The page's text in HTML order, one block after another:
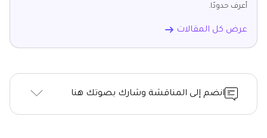
أعرف حدودًا.
عرض كل المقالات
انضم إلى المناقشة وشارك بصوتك هنا